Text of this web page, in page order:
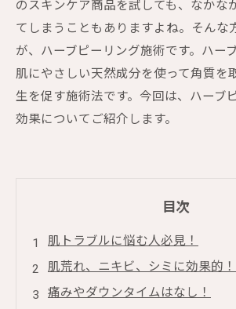
のスキンケア商品を試しても、なかな
てしまうこともありますよね。そんな
が、ハーブピーリング施術です。ハー
肌にやさしい天然成分を使って角質を
生を促す施術法です。今回は、ハーブ
効果についてご紹介します。
目次
肌トラブルに悩む人必見！
肌荒れ、ニキビ、シミに効果的！
痛みやダウンタイムはなし！